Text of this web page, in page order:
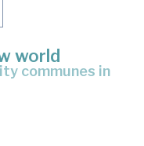
world